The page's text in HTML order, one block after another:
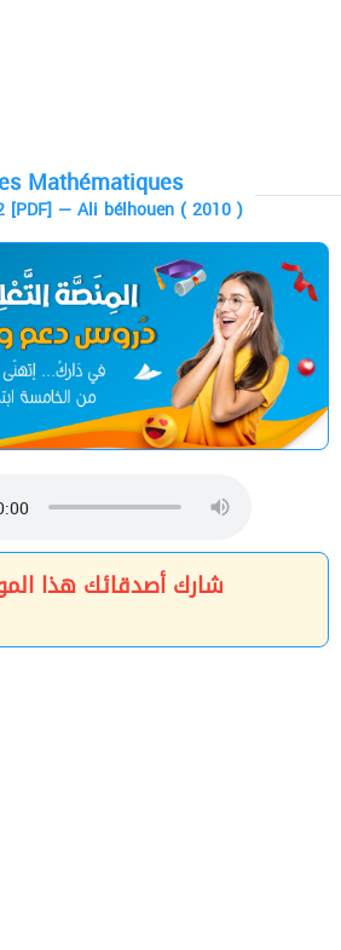
Mathématiques
[PDF] — Ali bélhouen ( 2010 )
شارك أصدقائك هذا